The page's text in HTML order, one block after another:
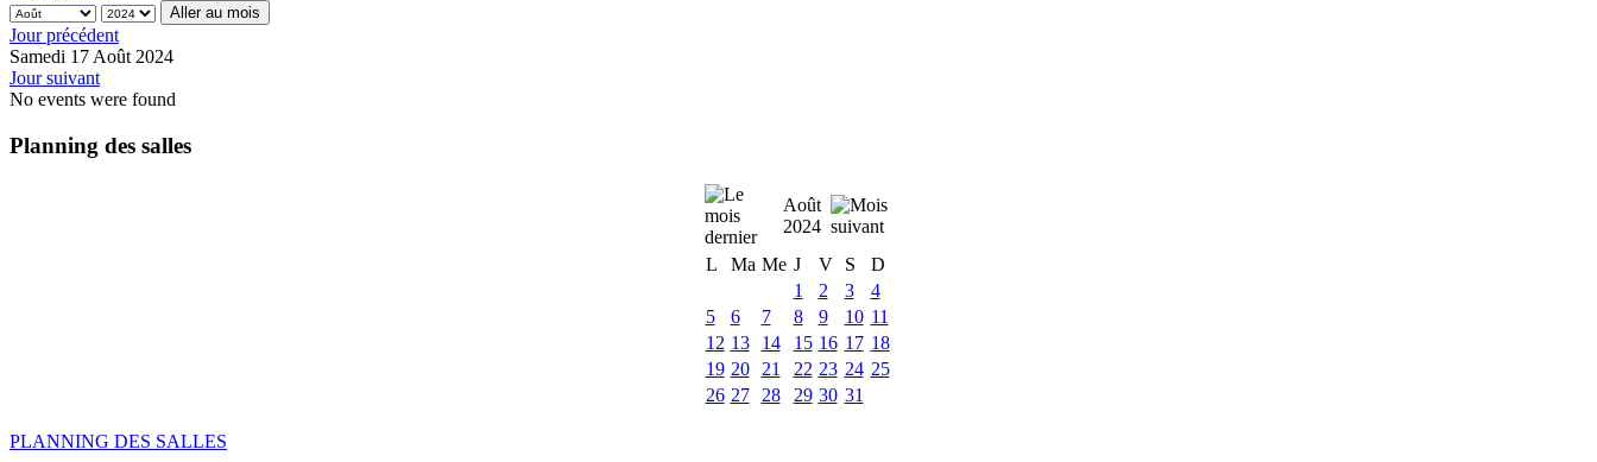
Aller au mois
Jour précédent
Samedi 17 Août 2024
Jour suivant
No events were found
Planning des salles
Août
2024
L
Ma Me J V S
D
1
2 3
4
5
6 7 8 9 10 11
12 13 14 15 16 17 18
19 20 21 22 23 24 25
26 27 28 29 30 31
PLANNING DES SALLES